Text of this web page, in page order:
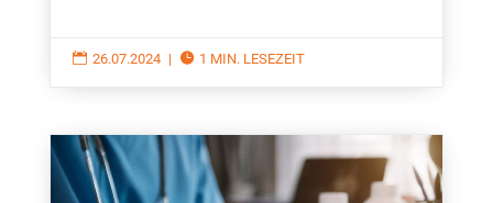
 26.07.2024 |  1 MIN. LESEZEIT